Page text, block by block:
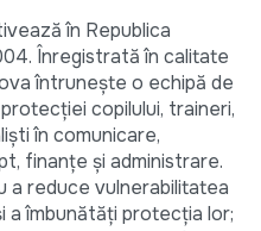
în Republica
Înregistrată în calitate
întrunește o echipă de
copilului, traineri,
în comunicare,
finanțe și administrare.
a reduce vulnerabilitatea
a îmbunătăți protecția lor;